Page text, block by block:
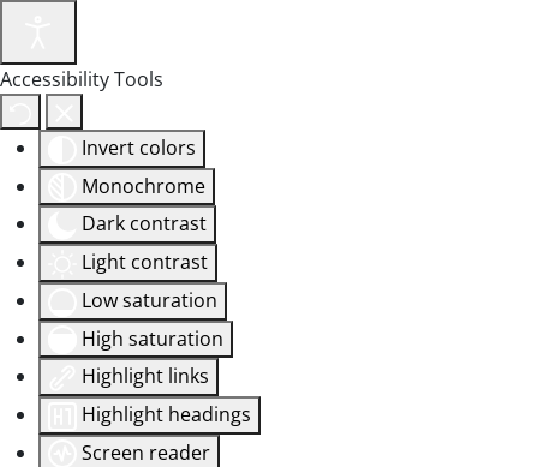
Accessibility Tools
Invert colors
Monochrome
Dark contrast
Light contrast
Low saturation
High saturation
Highlight links
Highlight headings
Screen reader